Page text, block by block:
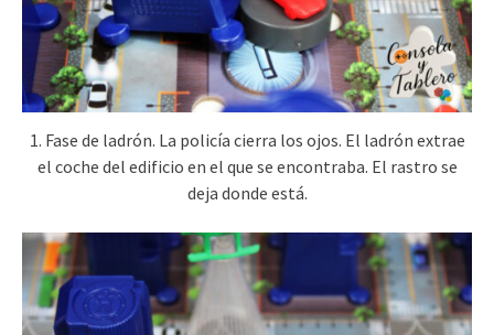
1. Fase de ladrón. La policía cierra los ojos. El ladrón extrae
el coche del edificio en el que se encontraba. El rastro se
deja donde está.